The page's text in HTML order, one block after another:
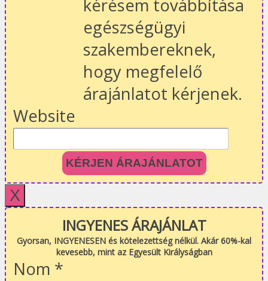
kérésem továbbítása
egészségügyi
szakembereknek,
hogy megfelelő
árajánlatot kérjenek.
Website
KÉRJEN ÁRAJÁNLATOT
X
INGYENES ÁRAJÁNLAT
Gyorsan, INGYENESEN és kötelezettség nélkül. Akár 60%-kal
kevesebb, mint az Egyesült Királyságban
Nom *